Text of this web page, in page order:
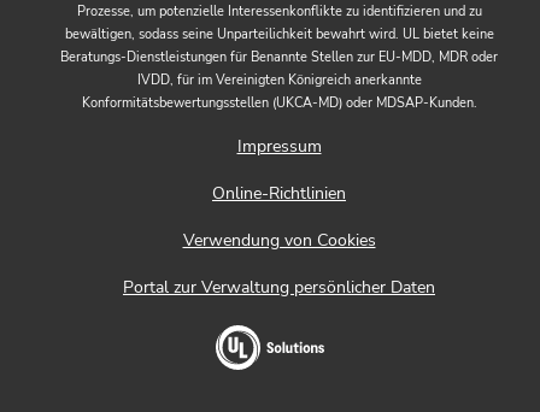
Prozesse, um potenzielle Interessenkonflikte zu identifizieren und zu
bewältigen, sodass seine Unparteilichkeit bewahrt wird. UL bietet keine
Beratungs-Dienstleistungen für Benannte Stellen zur EU-MDD, MDR oder
IVDD, für im Vereinigten Königreich anerkannte
Konformitätsbewertungsstellen (UKCA-MD) oder MDSAP-Kunden.
Impressum
Online-Richtlinien
Verwendung von Cookies
Portal zur Verwaltung persönlicher Daten